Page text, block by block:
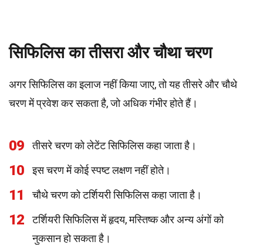
सिफिलिस का तीसरा और चौथा चरण
अगर सिफिलिस का इलाज नहीं किया जाए, तो यह तीसरे और चौथे
चरण में प्रवेश कर सकता है, जो अधिक गंभीर होते हैं।
09 तीसरे चरण को लेटेंट सिफिलिस कहा जाता है।
10 इस चरण में कोई स्पष्ट लक्षण नहीं होते।
11 चौथे चरण को टर्शियरी सिफिलिस कहा जाता है।
12
टर्शियरी सिफिलिस में हृदय, मस्तिष्क और अन्य अंगों को
नुकसान हो सकता है।